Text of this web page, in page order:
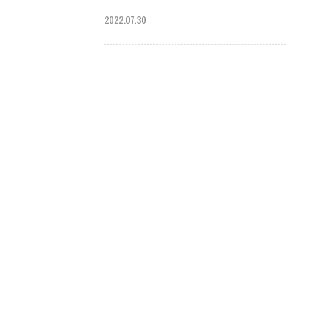
2022.07.30